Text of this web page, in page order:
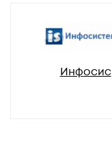
Инфосис